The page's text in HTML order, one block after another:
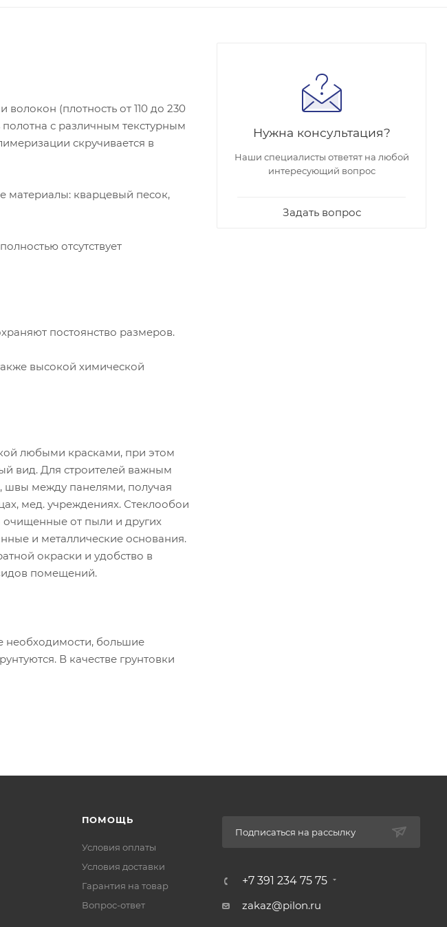
(плотность от 110 до 230
с различным текстурным
скручивается в
материалы: кварцевый песок,
отсутствует
постоянство размеров.
высокой химической
любыми красками, при этом
вид. Для строителей важным
швы между панелями, получая
мед. учреждениях. Стеклообои
от пыли и других
и металлические основания.
окраски и удобство в
помещений.
необходимости, большие
В качестве грунтовки
Нужна консультация?
Наши специалисты ответят на любой
интересующий вопрос
Задать вопрос
ПОМОЩЬ
Условия оплаты
Условия доставки
Гарантия на товар
Вопрос-ответ
Подписаться на рассылку
+7 391 234 75 75
zakaz@pilon.ru